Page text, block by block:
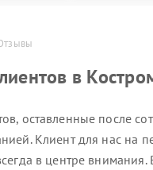
в
оставленные после
Клиент для нас на
в центре